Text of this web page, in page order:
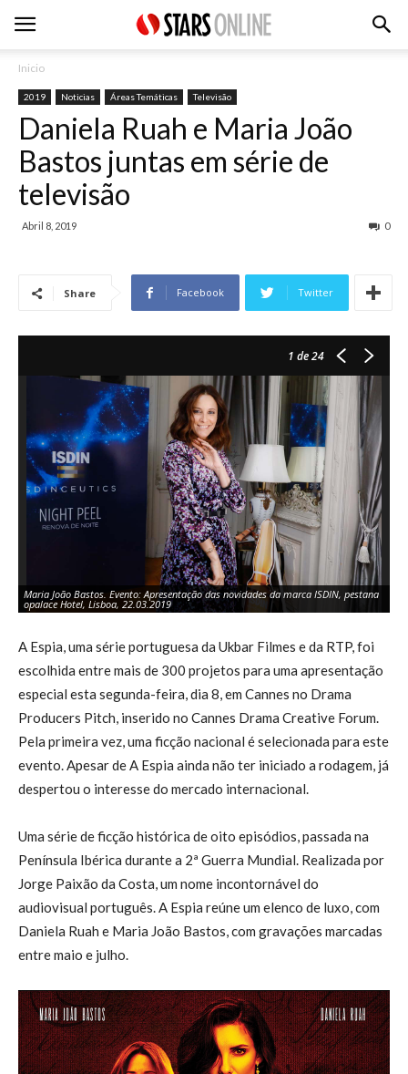
Inicio
2019 Noticias Áreas Temáticas Televisão
Daniela Ruah e Maria João
Bastos juntas em série de
televisão
Abril 8, 2019 0
Share Facebook Twitter
1 de 24
Maria João Bastos. Evento: Apresentação das novidades da marca ISDIN, pestana
opalace Hotel, Lisboa, 22.03.2019
A Espia, uma série portuguesa da Ukbar Filmes e da RTP, foi
escolhida entre mais de 300 projetos para uma apresentação
especial esta segunda-feira, dia 8, em Cannes no Drama
Producers Pitch, inserido no Cannes Drama Creative Forum.
Pela primeira vez, uma ficção nacional é selecionada para este
evento. Apesar de A Espia ainda não ter iniciado a rodagem, já
despertou o interesse do mercado internacional.
Uma série de ficção histórica de oito episódios, passada na
Península Ibérica durante a 2ª Guerra Mundial. Realizada por
Jorge Paixão da Costa, um nome incontornável do
audiovisual português. A Espia reúne um elenco de luxo, com
Daniela Ruah e Maria João Bastos, com gravações marcadas
entre maio e julho.